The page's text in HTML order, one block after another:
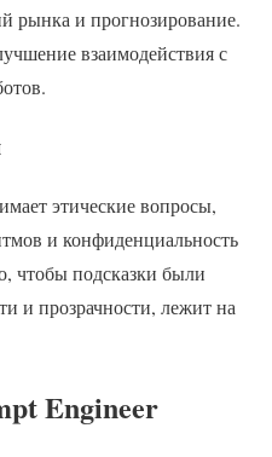
рынка и прогнозирование.
взаимодействия с
этические вопросы,
и конфиденциальность
чтобы подсказки были
и прозрачности, лежит на
Engineer